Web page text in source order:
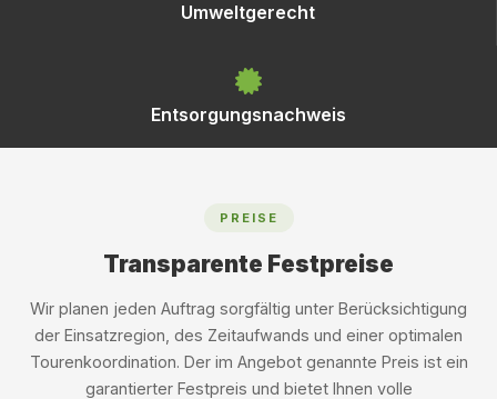
Umweltgerecht
Entsorgungsnachweis
PREISE
Transparente Festpreise
Wir planen jeden Auftrag sorgfältig unter Berücksichtigung
der Einsatzregion, des Zeitaufwands und einer optimalen
Tourenkoordination. Der im Angebot genannte Preis ist ein
garantierter Festpreis und bietet Ihnen volle